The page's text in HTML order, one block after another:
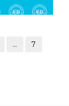
… 7